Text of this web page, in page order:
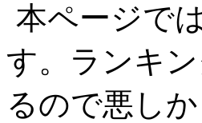
本ページで
す。ランキ
るので悪しか